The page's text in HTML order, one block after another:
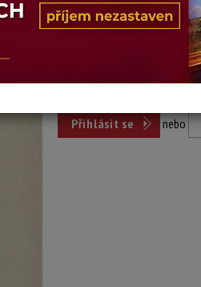
Vyvolávací cena: 350 Kč
Přihlásit se
nebo